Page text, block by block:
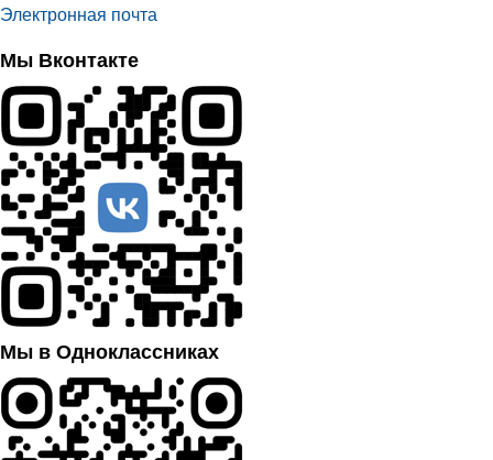
Электронная почта
Мы Вконтакте
Мы в Одноклассниках